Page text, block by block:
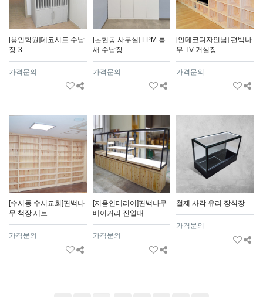
[용인학원]데코시트 수납
장-3
가격문의
[논현동 사무실] LPM 틈
새 수납장
가격문의
[인데코디자인님] 편백나
무 TV 거실장
가격문의
[수서동 수서교회]편백나
무 책장 세트
가격문의
[지음인테리어]편백나무
베이커리 진열대
가격문의
철제 사각 유리 장식장
가격문의